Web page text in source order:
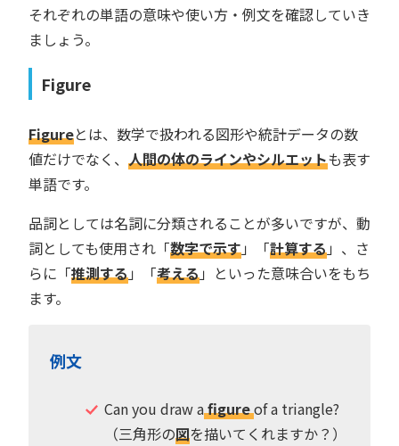
それぞれの単語の意味や使い方・例文を確認していき
ましょう。
Figure
Figureとは、数学で扱われる図形や統計データの数
値だけでなく、 人間の体のラインやシルエットも表す
単語です。
品詞としては名詞に分類されることが多いですが、動
詞としても使用され「数字で示す」「計算する」、さ
らに「推測する」「考える」といった意味合いをもち
ます。
例文
Can you draw afigureof a triangle?
（三角形の図を描いてくれますか？）